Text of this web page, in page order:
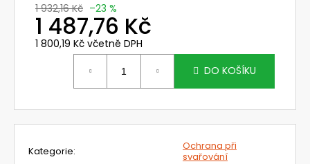
1 932,16 Kč –23 %
1 487,76 Kč
1 800,19 Kč včetně DPH
DO KOŠÍKU
Kategorie:
Ochrana při
svařování
ZORNÍK
NÁHL.
OMNIRA
498,12
Kč
593